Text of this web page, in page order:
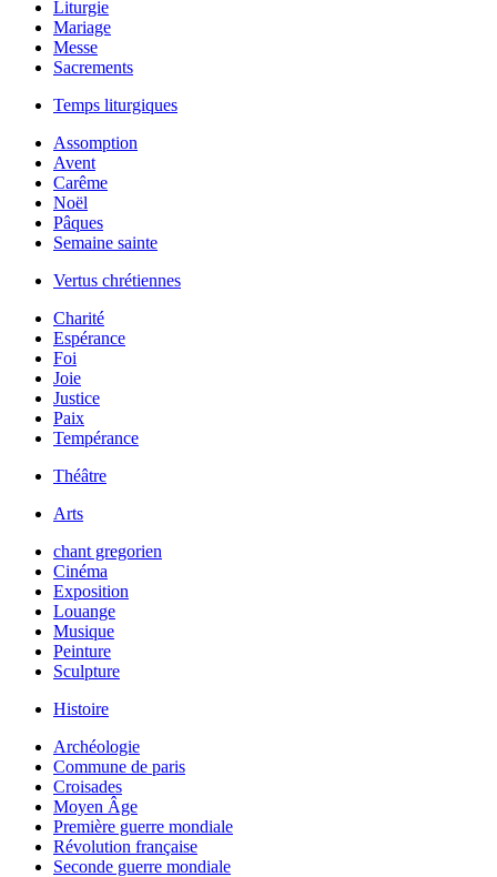
Liturgie
Mariage
Messe
Sacrements
Temps liturgiques
Assomption
Avent
Carême
Noël
Pâques
Semaine sainte
Vertus chrétiennes
Charité
Espérance
Foi
Joie
Justice
Paix
Tempérance
Théâtre
Arts
chant gregorien
Cinéma
Exposition
Louange
Musique
Peinture
Sculpture
Histoire
Archéologie
Commune de paris
Croisades
Moyen Âge
Première guerre mondiale
Révolution française
Seconde guerre mondiale